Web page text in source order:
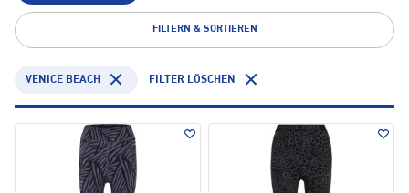
FILTERN & SORTIEREN
VENICE BEACH FILTER LÖSCHEN